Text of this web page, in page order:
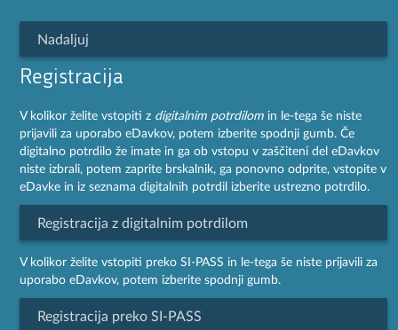
Nadaljuj
Registracija
V kolikor želite vstopiti z digitalnim potrdilom in le-tega še niste
prijavili za uporabo eDavkov, potem izberite spodnji gumb. Če
digitalno potrdilo že imate in ga ob vstopu v zaščiteni del eDavkov
niste izbrali, potem zaprite brskalnik, ga ponovno odprite, vstopite v
eDavke in iz seznama digitalnih potrdil izberite ustrezno potrdilo.
Registracija z digitalnim potrdilom
V kolikor želite vstopiti preko SI-PASS in le-tega še niste prijavili za
uporabo eDavkov, potem izberite spodnji gumb.
Registracija preko SI-PASS